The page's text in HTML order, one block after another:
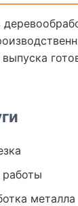
металла